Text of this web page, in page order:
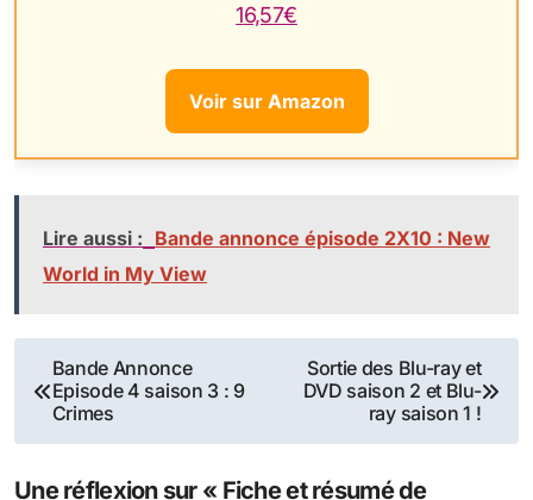
16,57€
Voir sur Amazon
Lire aussi : Bande annonce épisode 2X10 : New
World in My View
Navigation
de
l’article
Bande Annonce
Episode 4 saison 3 : 9
Crimes
Sortie des Blu-ray et
DVD saison 2 et Blu-
ray saison 1 !
Une réflexion sur « Fiche et résumé de